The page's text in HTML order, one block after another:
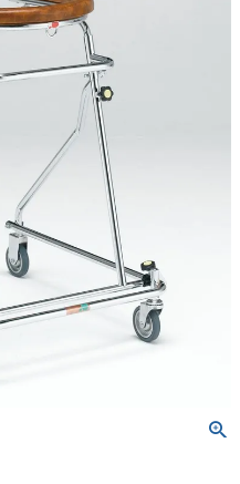
用品
用品
用品